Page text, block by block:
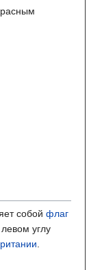
собой флаг
углу